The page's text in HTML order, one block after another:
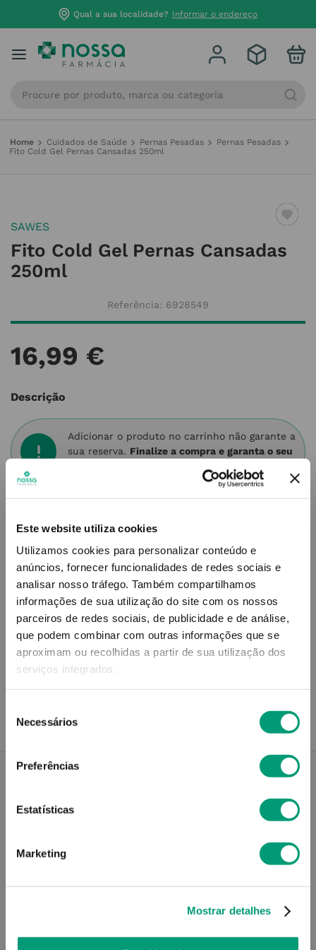
Este website utiliza cookies
Utilizamos cookies para personalizar conteúdo e
anúncios, fornecer funcionalidades de redes sociais e
analisar nosso tráfego. Também compartilhamos
informações de sua utilização do site com os nossos
parceiros de redes sociais, de publicidade e de análise,
que podem combinar com outras informações que se
aproximam ou recolhidas a partir de sua utilização dos
serviços integrados.
Necessários
Preferências
Estatísticas
Marketing
Mostrar detalhes
Qual a sua localidade? Informar o endereço
Cuidados de Saúde Pernas Pesadas
Pernas Pesadas
Fito Cold Gel Pernas Cansadas 250ml
SAWES
Fito Cold Gel Pernas Cansadas
250ml
Referência: 6928549
16,99 €
Descrição
Adicionar o produto no carrinho não garante a
sua reserva. Finalize a compra e garanta o seu
Não sei o meu código postal
Recolha em loja
Compre no site e recolha numa das mais de 120 Farmácias
perto de si.
Descrição do Produto
Contra-indicações